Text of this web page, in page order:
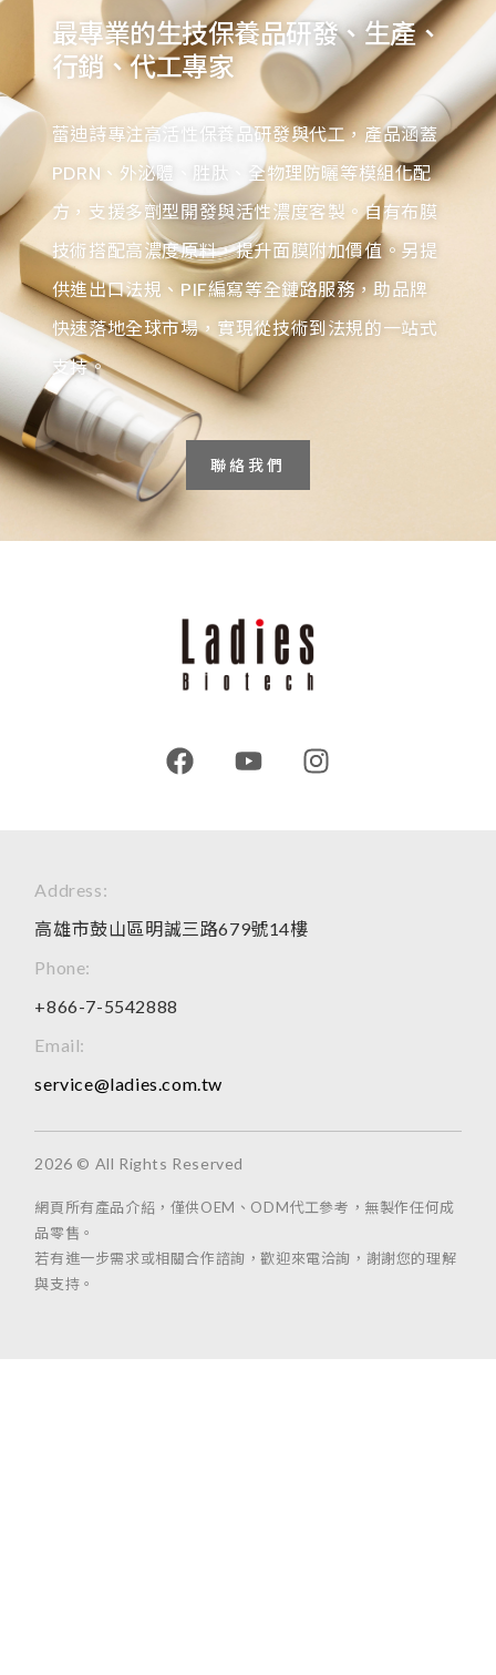
最專業的生技保養品研發、生產、
行銷、代工專家
蕾迪詩專注高活性保養品研發與代工，產品涵蓋
PDRN、外泌體、胜肽、全物理防曬等模組化配
方，支援多劑型開發與活性濃度客製。自有布膜
技術搭配高濃度原料，提升面膜附加價值。另提
供進出口法規、PIF編寫等全鏈路服務，助品牌
快速落地全球市場，實現從技術到法規的一站式
支持。
聯絡我們
Address:
高雄市鼓山區明誠三路679號14樓
Phone:
+866-7-5542888
Email:
service@ladies.com.tw
2026 © All Rights Reserved
網頁所有產品介紹，僅供OEM、ODM代工參考，無製作任何成
品零售。
若有進一步需求或相關合作諮詢，歡迎來電洽詢，謝謝您的理解
與支持。